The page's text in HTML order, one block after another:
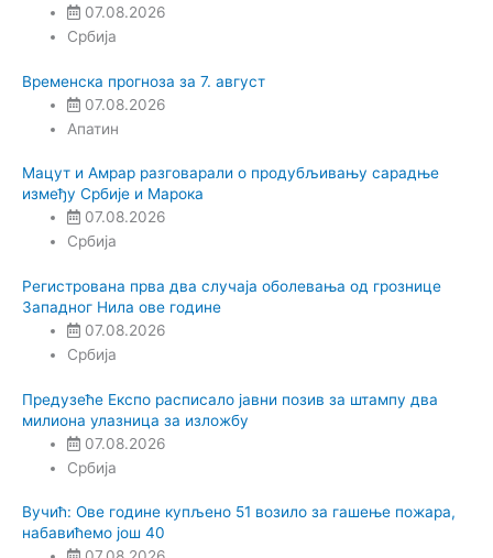
07.08.2026
Србија
Временска прогноза за 7. август
07.08.2026
Апатин
Мацут и Амрар разговарали о продубљивању сарадње
између Србије и Марока
07.08.2026
Србија
Регистрована прва два случаја оболевања од грознице
Западног Нила ове године
07.08.2026
Србија
Предузеће Експо расписало јавни позив за штампу два
милиона улазница за изложбу
07.08.2026
Србија
Вучић: Ове године купљено 51 возило за гашење пожара,
набавићемо још 40